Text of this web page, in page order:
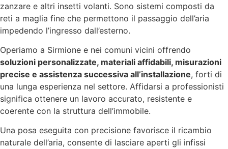
zanzare e altri insetti volanti. Sono sistemi composti da
reti a maglia fine che permettono il passaggio dell’aria
impedendo l’ingresso dall’esterno.
Operiamo a Sirmione e nei comuni vicini offrendo
soluzioni personalizzate, materiali affidabili, misurazioni
precise e assistenza successiva all’installazione, forti di
una lunga esperienza nel settore. Affidarsi a professionisti
significa ottenere un lavoro accurato, resistente e
coerente con la struttura dell’immobile.
Una posa eseguita con precisione favorisce il ricambio
naturale dell’aria, consente di lasciare aperti gli infissi